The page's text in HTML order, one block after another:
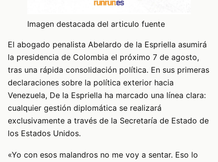
Imagen destacada del articulo fuente
El abogado penalista Abelardo de la Espriella asumirá
la presidencia de Colombia el próximo 7 de agosto,
tras una rápida consolidación política. En sus primeras
declaraciones sobre la política exterior hacia
Venezuela, De la Espriella ha marcado una línea clara:
cualquier gestión diplomática se realizará
exclusivamente a través de la Secretaría de Estado de
los Estados Unidos.
«Yo con esos malandros no me voy a sentar. Eso lo